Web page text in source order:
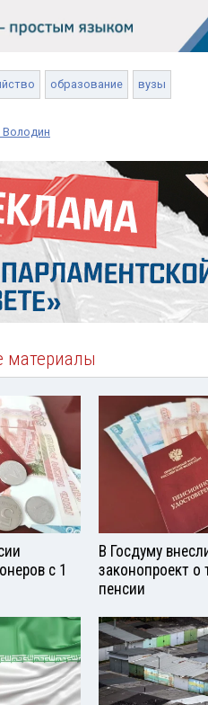
образование вузы
Володин
материалы
с 1
В Госдуму
законопроект о
пенсии